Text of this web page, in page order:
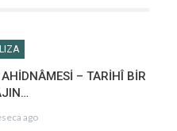
AHİDNÂMESİ – TARİHÎ BİR
ago